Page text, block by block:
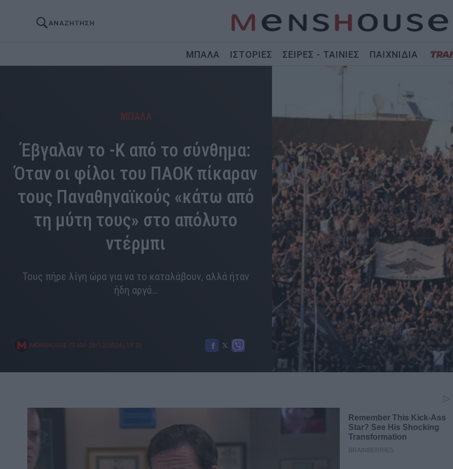
ΑΝΑΖΗΤΗΣΗ
ΜΠΑΛΑ ΙΣΤΟΡΙΕΣ ΣΕΙΡΕΣ - ΤΑΙΝΙΕΣ ΠΑΙΧΝΙΔΙΑ
ΜΠΑΛΑ
Έβγαλαν το -Κ από το σύνθημα:
Όταν οι φίλοι του ΠΑΟΚ πίκαραν
τους Παναθηναϊκούς «κάτω από
τη μύτη τους» στο απόλυτο
ντέρμπι
Τους πήρε λίγη ώρα για να το καταλάβουν, αλλά ήταν
ήδη αργά…
MENSHOUSE TEAM 20/12/2024 | 19:25